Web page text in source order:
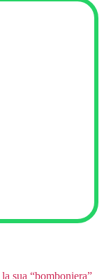
sua “bomboniera”